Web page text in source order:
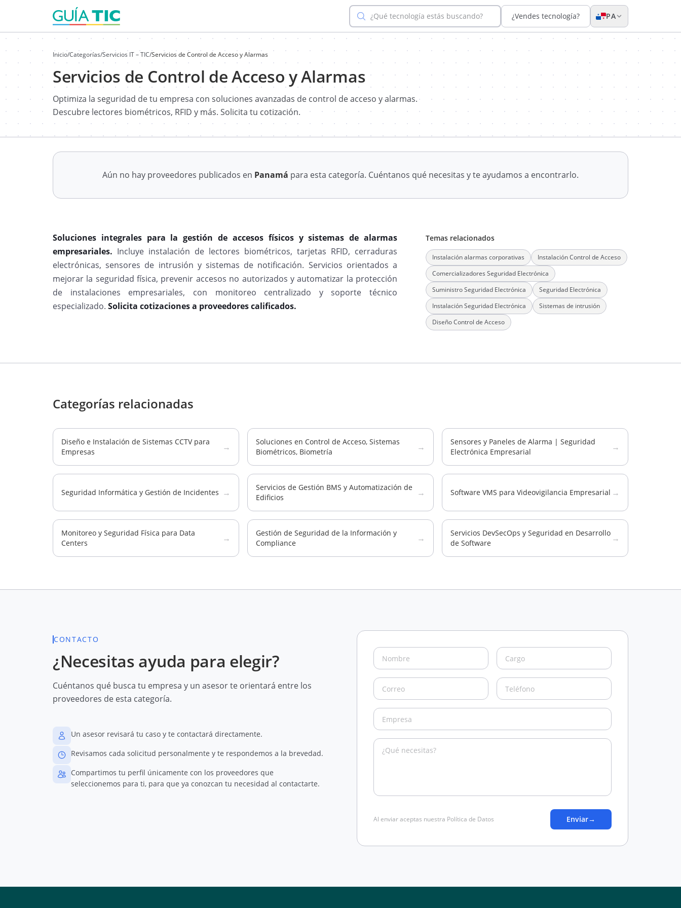
¿Qué tecnología estás buscando? ¿Vendes tecnología? PA
Inicio/Categorías/Servicios IT – TIC/Servicios de Control de Acceso y Alarmas
Servicios de Control de Acceso y Alarmas
Optimiza la seguridad de tu empresa con soluciones avanzadas de control de acceso y alarmas.
Descubre lectores biométricos, RFID y más. Solicita tu cotización.
Aún no hay proveedores publicados en Panamá para esta categoría. Cuéntanos qué necesitas y te ayudamos a encontrarlo.
Soluciones integrales para la gestión de accesos físicos y sistemas de alarmas
empresariales. Incluye instalación de lectores biométricos, tarjetas RFID, cerraduras
electrónicas, sensores de intrusión y sistemas de notificación. Servicios orientados a
mejorar la seguridad física, prevenir accesos no autorizados y automatizar la protección
de instalaciones empresariales, con monitoreo centralizado y soporte técnico
especializado. Solicita cotizaciones a proveedores calificados.
Temas relacionados
Instalación alarmas corporativas
Instalación Control de Acceso
Comercializadores Seguridad Electrónica
Suministro Seguridad Electrónica
Seguridad Electrónica
Instalación Seguridad Electrónica
Sistemas de intrusión
Diseño Control de Acceso
Categorías relacionadas
Diseño e Instalación de Sistemas CCTV para
Empresas
→
Soluciones en Control de Acceso, Sistemas
Biométricos, Biometría
→
Sensores y Paneles de Alarma | Seguridad
Electrónica Empresarial
→
Seguridad Informática y Gestión de Incidentes →
Servicios de Gestión BMS y Automatización de
Edificios
→ Software VMS para Videovigilancia Empresarial →
Monitoreo y Seguridad Física para Data
Centers
→
Gestión de Seguridad de la Información y
Compliance
→
Servicios DevSecOps y Seguridad en Desarrollo
de Software
→
CONTACTO
¿Necesitas ayuda para elegir?
Cuéntanos qué busca tu empresa y un asesor te orientará entre los
proveedores de esta categoría.
Un asesor revisará tu caso y te contactará directamente.
Revisamos cada solicitud personalmente y te respondemos a la brevedad.
Compartimos tu perfil únicamente con los proveedores que
seleccionemos para ti, para que ya conozcan tu necesidad al contactarte.
Al enviar aceptas nuestra Política de Datos Enviar→